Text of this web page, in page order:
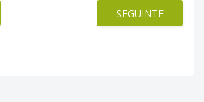
SEGUINTE